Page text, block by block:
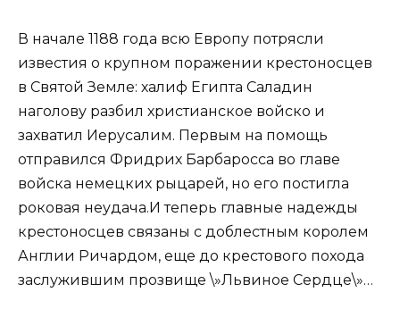
В начале 1188 года всю Европу потрясли
известия о крупном поражении крестоносцев
в Святой Земле: халиф Египта Саладин
наголову разбил христианское войско и
захватил Иерусалим. Первым на помощь
отправился Фридрих Барбаросса во главе
войска немецких рыцарей, но его постигла
роковая неудача.И теперь главные надежды
крестоносцев связаны с доблестным королем
Англии Ричардом, еще до крестового похода
заслужившим прозвище \»Львиное Сердце\»…